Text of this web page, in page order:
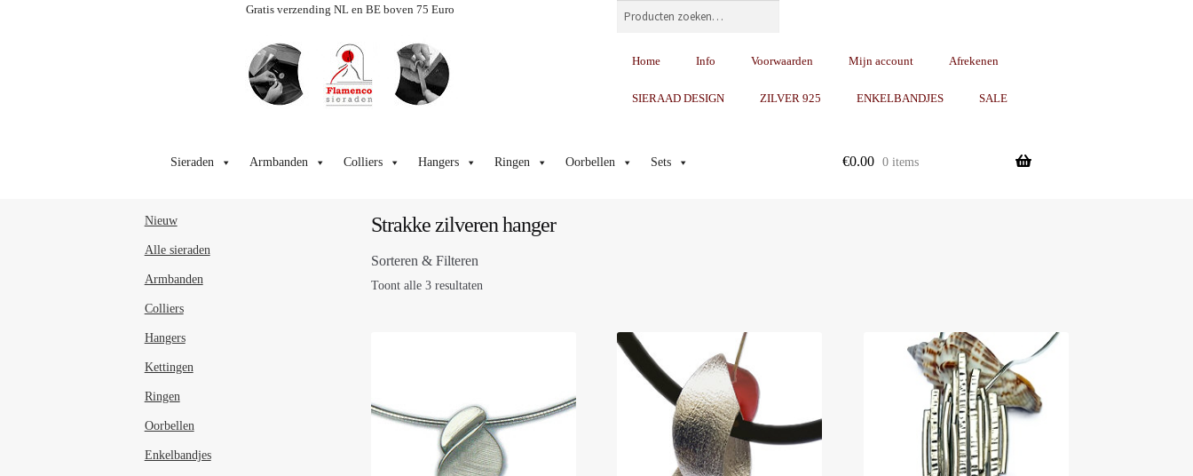
Gratis verzending NL en BE boven 75 Euro Zoeken
Home Info Voorwaarden Mijn account Afrekenen
SIERAAD DESIGN ZILVER 925 ENKELBANDJES SALE
door
naar
Sieraden Armbanden Colliers Hangers Ringen Oorbellen Sets €0.00 0 items
Strakke zilveren hanger
Sorteren & Filteren
Toont alle 3 resultaten
Nieuw
Alle sieraden
Armbanden
Colliers
Hangers
Kettingen
Ringen
Oorbellen
Enkelbandjes